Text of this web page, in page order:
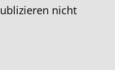
nicht